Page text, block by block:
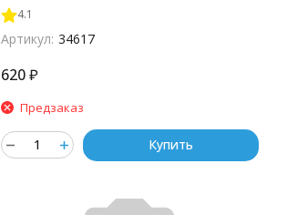
4.1
Артикул: 34617
620₽
Предзаказ
Купить